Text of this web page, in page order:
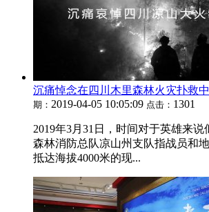
沉痛悼念在四川木里森林火灾扑救
期： 2019-04-05 10:05:09 点击： 1301
2019年3月31日，时间对于英雄来说
森林消防总队凉山州支队指战员和
抵达海拔4000米的现...